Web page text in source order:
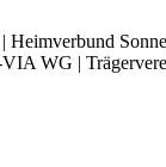
WG |